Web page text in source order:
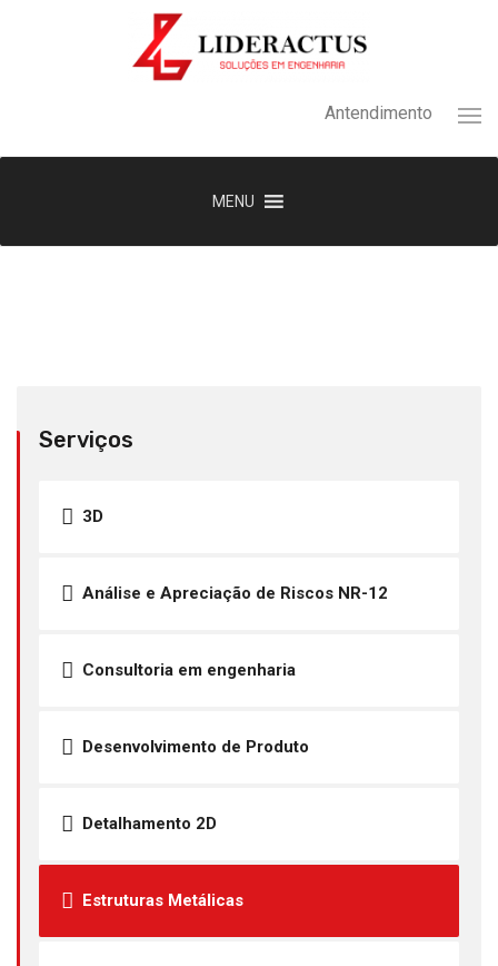
Antendimento
MENU
Serviços
3D
Análise e Apreciação de Riscos NR-12
Consultoria em engenharia
Desenvolvimento de Produto
Detalhamento 2D
Estruturas Metálicas